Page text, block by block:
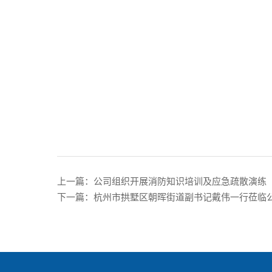
上一篇：公司组织开展消防知识培训及应急疏散演练
下一篇：杭州市拱墅区朝晖街道副书记戴伟一行莅临